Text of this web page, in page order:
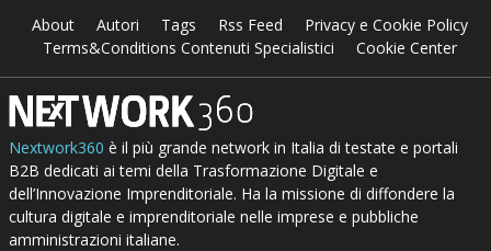
About Autori Tags Rss Feed
Privacy e Cookie Policy
Terms&Conditions Contenuti Specialistici
Cookie Center
Nextwork360 è il più grande network in Italia di testate e portali
B2B dedicati ai temi della Trasformazione Digitale e
dell’Innovazione Imprenditoriale. Ha la missione di diffondere la
cultura digitale e imprenditoriale nelle imprese e pubbliche
amministrazioni italiane.